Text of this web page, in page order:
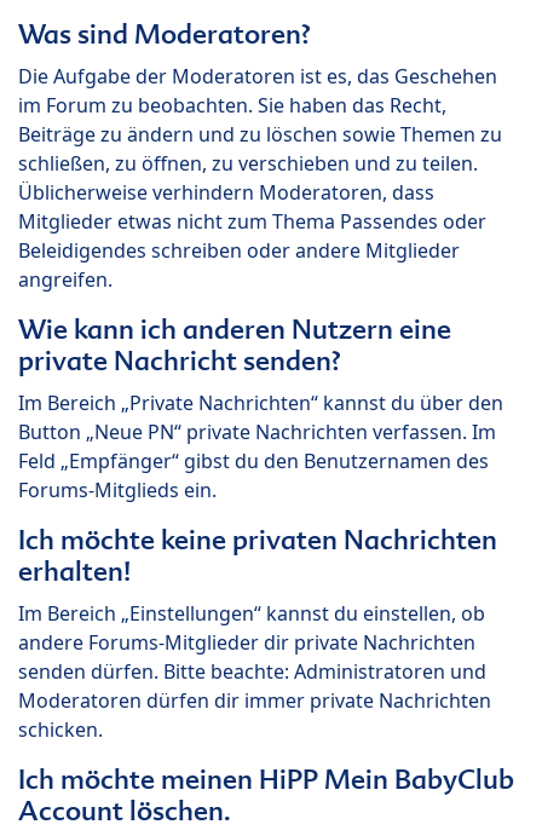
Was sind Moderatoren?
Die Aufgabe der Moderatoren ist es, das Geschehen
im Forum zu beobachten. Sie haben das Recht,
Beiträge zu ändern und zu löschen sowie Themen zu
schließen, zu öffnen, zu verschieben und zu teilen.
Üblicherweise verhindern Moderatoren, dass
Mitglieder etwas nicht zum Thema Passendes oder
Beleidigendes schreiben oder andere Mitglieder
angreifen.
Wie kann ich anderen Nutzern eine
private Nachricht senden?
Im Bereich „Private Nachrichten“ kannst du über den
Button „Neue PN“ private Nachrichten verfassen. Im
Feld „Empfänger“ gibst du den Benutzernamen des
Forums-Mitglieds ein.
Ich möchte keine privaten Nachrichten
erhalten!
Im Bereich „Einstellungen“ kannst du einstellen, ob
andere Forums-Mitglieder dir private Nachrichten
senden dürfen. Bitte beachte: Administratoren und
Moderatoren dürfen dir immer private Nachrichten
schicken.
Ich möchte meinen HiPP Mein BabyClub
Account löschen.